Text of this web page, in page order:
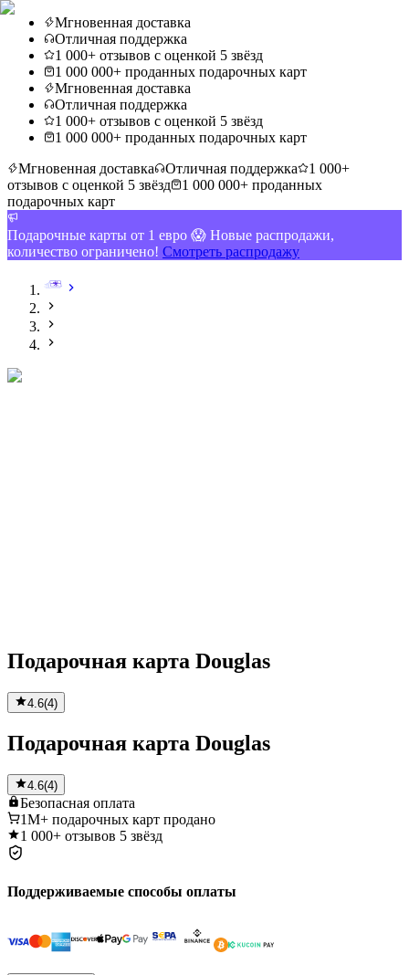
Мгновенная доставка
Отличная поддержка
1 000+ отзывов с оценкой 5 звёзд
1 000 000+ проданных подарочных карт
Мгновенная доставка
Отличная поддержка
1 000+ отзывов с оценкой 5 звёзд
1 000 000+ проданных подарочных карт
Мгновенная доставка
Отличная поддержка
1 000+
отзывов с оценкой 5 звёзд
1 000 000+ проданных
подарочных карт
Подарочные карты от 1 евро 😱 Новые распродажи,
количество ограничено! Смотреть распродажу
Подарочная карта Douglas
4.6(4)
Подарочная карта Douglas
4.6(4)
Безопасная оплата
1M+ подарочных карт продано
1 000+ отзывов 5 звёзд
Поддерживаемые способы оплаты